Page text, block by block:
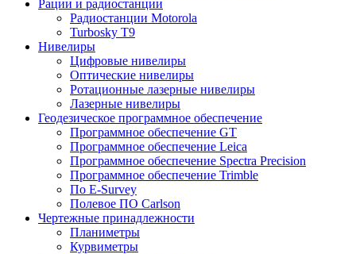
Рации и радиостанции
Радиостанции Motorola
Turbosky T9
Нивелиры
Цифровые нивелиры
Оптические нивелиры
Ротационные лазерные нивелиры
Лазерные нивелиры
Геодезическое программное обеспечение
Программное обеспечение GT
Программное обеспечение Leica
Программное обеспечение Spectra Precision
Программное обеспечение Trimble
По E-Survey
Полевое ПО Carlson
Чертежные принадлежности
Планиметры
Курвиметры